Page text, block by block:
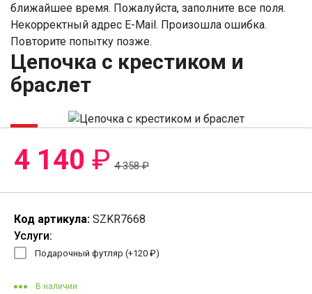
ближайшее время. Пожалуйста, заполните все поля.
Некорректный адрес E-Mail. Произошла ошибка.
Повторите попытку позже.
Цепочка с крестиком и
браслет
-6%
4 140 ₽ 4 358₽
Код артикула: SZKR7668
Услуги:
Подарочный футляр (+120 ₽)
В наличии